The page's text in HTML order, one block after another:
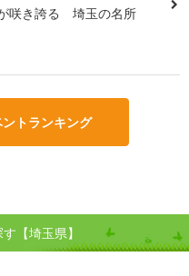
咲き誇る 埼玉の名所
トランキング
【埼玉県】